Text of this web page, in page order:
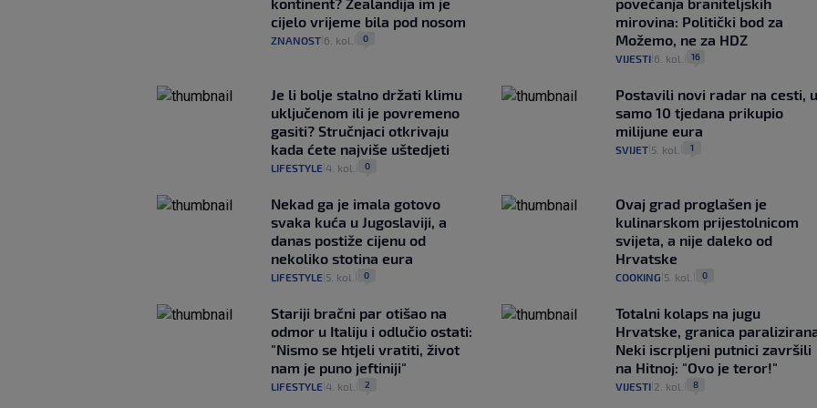
cijelo vrijeme bila pod nosom
ZNANOST 6. kol. 0
mirovina: Politički bod za
Možemo, ne za HDZ
VIJESTI| 6. kol. 16
Je li bolje stalno držati klimu
uključenom ili je povremeno
gasiti? Stručnjaci otkrivaju
kada ćete najviše uštedjeti
LIFESTYLE 4. kol. 0
Postavili novi radar na cesti, u
samo 10 tjedana prikupio
milijune eura
SVIJET| 5. kol. 1
Nekad ga je imala gotovo
svaka kuća u Jugoslaviji, a
danas postiže cijenu od
nekoliko stotina eura
LIFESTYLE 5. kol. 0
Ovaj grad proglašen je
kulinarskom prijestolnicom
svijeta, a nije daleko od
Hrvatske
COOKING 5. kol. 0
Stariji bračni par otišao na
odmor u Italiju i odlučio ostati:
"Nismo se htjeli vratiti, život
nam je puno jeftiniji"
LIFESTYLE 4. kol. 2
Totalni kolaps na jugu
Hrvatske, granica
Neki iscrpljeni putnici završili
na Hitnoj: "Ovo je teror!"
VIJESTI| 2. kol. 8